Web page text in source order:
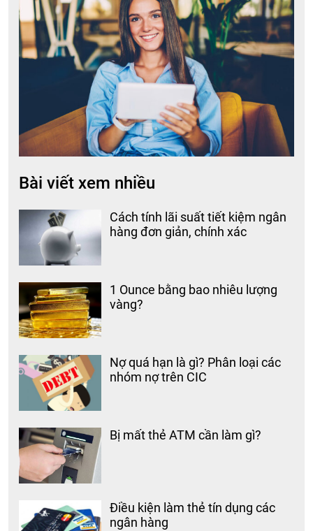
Bài viết xem nhiều
Cách tính lãi suất tiết kiệm ngân
hàng đơn giản, chính xác
1 Ounce bằng bao nhiêu lượng
vàng?
Nợ quá hạn là gì? Phân loại các
nhóm nợ trên CIC
Bị mất thẻ ATM cần làm gì?
Điều kiện làm thẻ tín dụng các
ngân hàng